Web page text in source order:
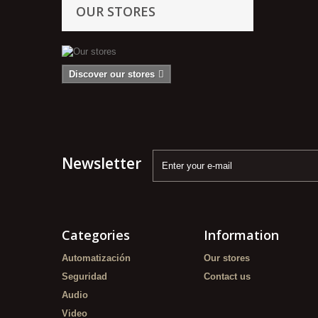
OUR STORES
Discover our stores
Newsletter
Categories
Automatización
Seguridad
Audio
Video
Information
Our stores
Contact us